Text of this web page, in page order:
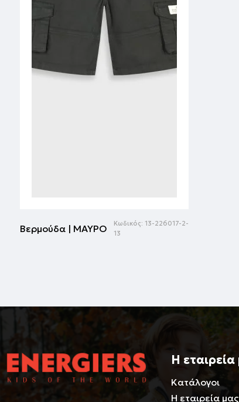
Βερμούδα | ΜΑΥΡΟ Κωδικός: 13-226017-2-
13
Η
Κατάλογοι
Η εταιρεία μας